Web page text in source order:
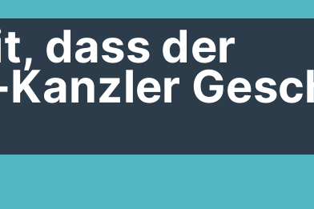
dass der